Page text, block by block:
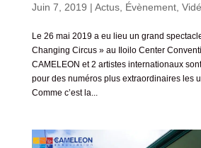
Juin 7, 2019 | Actus, Évènement,
Le 26 mai 2019 a eu lieu un grand
Changing Circus » au Iloilo Center
CAMELEON et 2 artistes internationaux
pour des numéros plus extraordinaires les
Comme c’est la...